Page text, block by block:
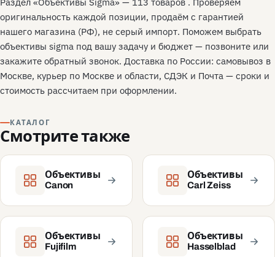
оригинальность каждой позиции, продаём с гарантией
нашего магазина (РФ), не серый импорт. Поможем выбрать
объективы sigma под вашу задачу и бюджет — позвоните или
закажите обратный звонок. Доставка по России: самовывоз в
Москве, курьер по Москве и области, СДЭК и Почта — сроки и
стоимость рассчитаем при оформлении.
КАТАЛОГ
Смотрите также
Объективы
Canon
Объективы
Carl Zeiss
Объективы
Fujifilm
Объективы
Hasselblad